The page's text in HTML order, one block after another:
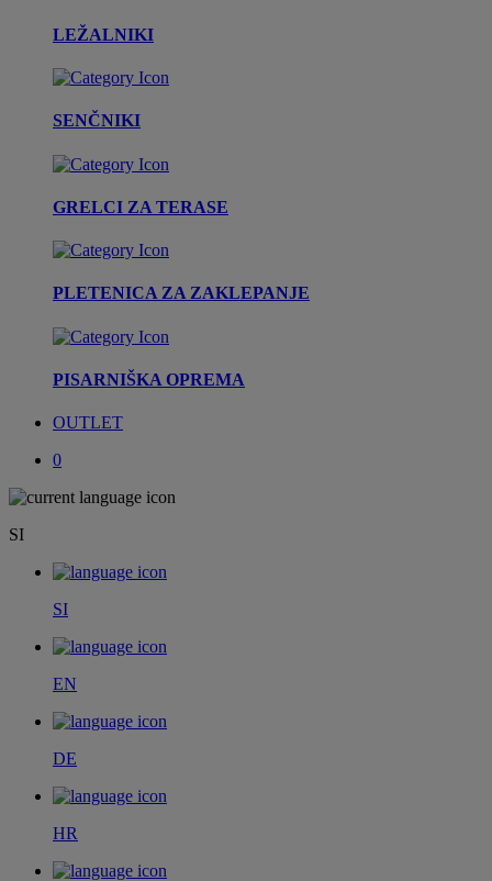
LEŽALNIKI
SENČNIKI
GRELCI ZA TERASE
PLETENICA ZA ZAKLEPANJE
PISARNIŠKA OPREMA
OUTLET
0
SI
SI
EN
DE
HR